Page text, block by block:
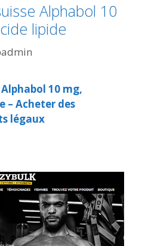
Alphabol 10
lipide
10 mg,
– Acheter des
légaux